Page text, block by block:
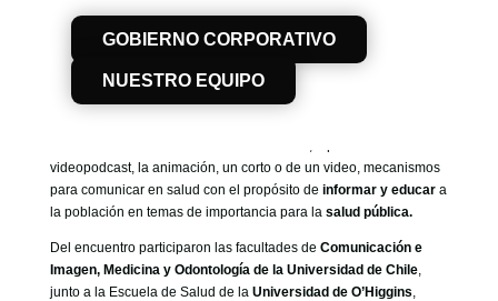
GOBIERNO CORPORATIVO
NUESTRO EQUIPO
GOBIERNO CORPORATIVO
El festival IFACES organizado por la Universidad de Chile, cerró
una nueva edición con una ceremonia que premió a estudiantes
de diversas instituciones, regiones y países, quienes se
desempeñaron como comunicadores audiovisuales para la
videopodcast, la animación, un corto o de un video, mecanismos
para comunicar en salud con el propósito de informar y educara
la población en temas de importancia para la salud pública.
Del encuentro participaron las facultades de Comunicación e
Imagen, Medicina y Odontología de la Universidad de Chile,
junto a la Escuela de Salud de la Universidad de O’Higgins,